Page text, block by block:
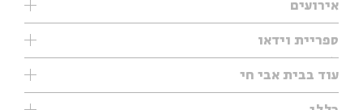
אירועים
עיון
אנגלית
ספריית וידאו
ילדים
מוזיקה
עיון
עוד בבית אבי חי
תערוכות